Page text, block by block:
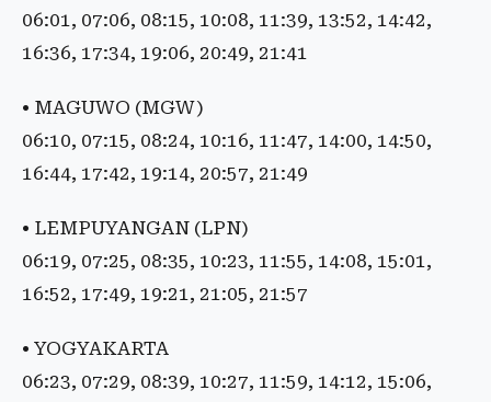
06:01, 07:06, 08:15, 10:08, 11:39, 13:52, 14:42,
16:36, 17:34, 19:06, 20:49, 21:41
• MAGUWO (MGW)
06:10, 07:15, 08:24, 10:16, 11:47, 14:00, 14:50,
16:44, 17:42, 19:14, 20:57, 21:49
• LEMPUYANGAN (LPN)
06:19, 07:25, 08:35, 10:23, 11:55, 14:08, 15:01,
16:52, 17:49, 19:21, 21:05, 21:57
• YOGYAKARTA
06:23, 07:29, 08:39, 10:27, 11:59, 14:12, 15:06,